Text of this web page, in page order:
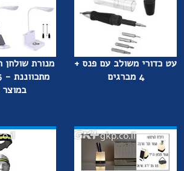
עט כדורי משולב עם פנס +
4 מברגים
מנורת שולחן